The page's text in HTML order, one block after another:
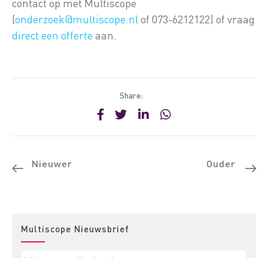
contact op met Multiscope
(onderzoek@multiscope.nlof 073-6212122) of vraag
direct een offerte aan.
Share:
Nieuwer Ouder
Multiscope Nieuwsbrief